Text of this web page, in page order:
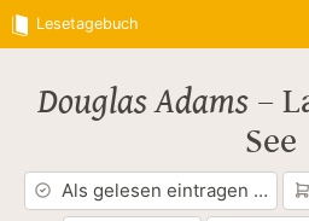
Lesetagebuch
Douglas Adams –
See
Als gelesen eintragen …